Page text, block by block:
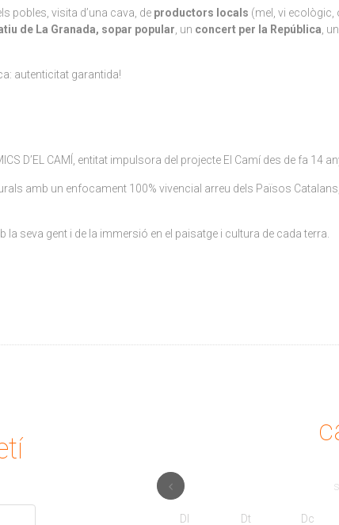
pobles, visita d’una cava, de productors locals (mel, vi ecològic,
de La Granada, sopar popular , un concert per la República ,
autenticitat garantida!
D’EL CAMÍ, entitat impulsora del projecte El Camí des de fa 14
amb un enfocament 100% vivencial arreu dels Països
seva gent i de la immersió en el paisatge i cultura de cada terra.
Dl Dt Dc